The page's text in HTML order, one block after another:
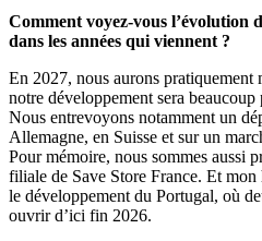
Comment voyez-vous l’évolution
dans les années qui viennent ?
En 2027, nous aurons pratiquement
notre développement sera
Nous entrevoyons notamment un
Allemagne, en Suisse et sur un
Pour mémoire, nous sommes aussi
filiale de Save Store France. Et
le développement du Portugal, où
ouvrir d’ici fin 2026.